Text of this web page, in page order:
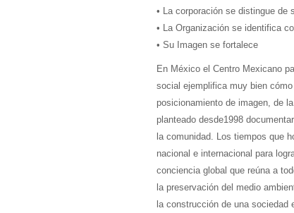
• La corporación se distingue de
• La Organización se identifica
• Su Imagen se fortalece
En México el Centro Mexicano
social ejemplifica muy bien
posicionamiento de imagen, de
planteado desde1998
la comunidad. Los tiempos que
nacional e internacional para
conciencia global que reúna a
la preservación del medio
la construcción de una